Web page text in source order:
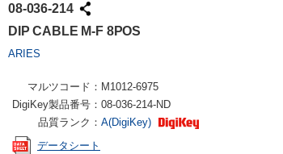
08-036-214
DIP CABLE M-F 8POS
ARIES
マルツコード： M1012-6975
DigiKey製品番号： 08-036-214-ND
品質ランク： A(DigiKey)
データシート